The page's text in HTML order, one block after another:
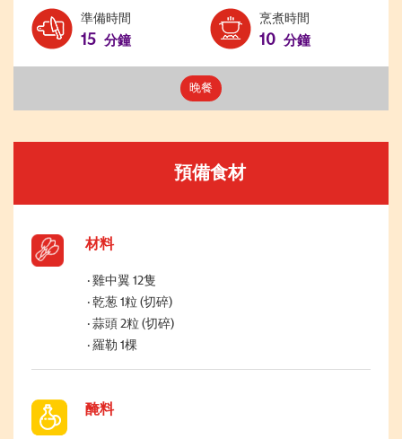
準備時間
15 分鐘
烹煮時間
10 分鐘
晚餐
預備食材
材料
雞中翼 12隻
乾葱 1粒 (切碎)
蒜頭 2粒 (切碎)
羅勒 1棵
醃料